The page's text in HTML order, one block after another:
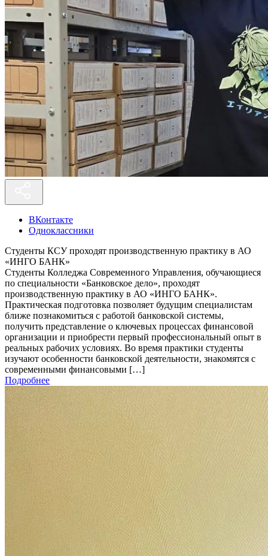
ВКонтакте
Одноклассники
Студенты КСУ проходят производственную практику в АО
«ИНГО БАНК»
Студенты Колледжа Современного Управления, обучающиеся
по специальности «Банковское дело», проходят
производственную практику в АО «ИНГО БАНК».
Практическая подготовка позволяет будущим специалистам
ближе познакомиться с работой банковской системы,
получить представление о ключевых процессах финансовой
организации и приобрести первый профессиональный опыт в
реальных рабочих условиях. Во время практики студенты
изучают особенности банковской деятельности, знакомятся с
современными финансовыми […]
Подробнее